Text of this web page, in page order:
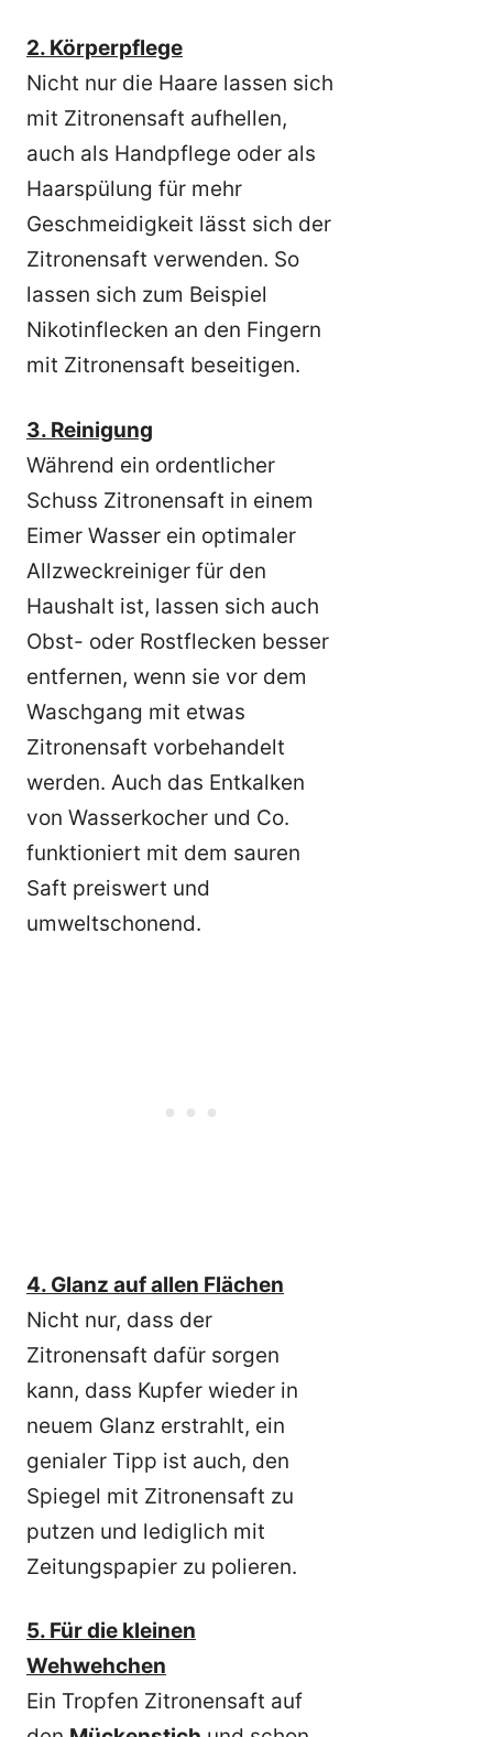
2. Körperpflege
Nicht nur die Haare lassen sich
mit Zitronensaft aufhellen,
auch als Handpflege oder als
Haarspülung für mehr
Geschmeidigkeit lässt sich der
Zitronensaft verwenden. So
lassen sich zum Beispiel
Nikotinflecken an den Fingern
mit Zitronensaft beseitigen.
3. Reinigung
Während ein ordentlicher
Schuss Zitronensaft in einem
Eimer Wasser ein optimaler
Allzweckreiniger für den
Haushalt ist, lassen sich auch
Obst- oder Rostflecken besser
entfernen, wenn sie vor dem
Waschgang mit etwas
Zitronensaft vorbehandelt
werden. Auch das Entkalken
von Wasserkocher und Co.
funktioniert mit dem sauren
Saft preiswert und
umweltschonend.
4. Glanz auf allen Flächen
Nicht nur, dass der
Zitronensaft dafür sorgen
kann, dass Kupfer wieder in
neuem Glanz erstrahlt, ein
genialer Tipp ist auch, den
Spiegel mit Zitronensaft zu
putzen und lediglich mit
Zeitungspapier zu polieren.
5. Für die kleinen
Wehwehchen
Ein Tropfen Zitronensaft auf